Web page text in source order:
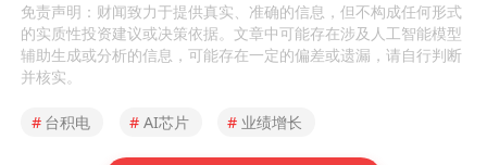
免责声明：财闻致力于提供真实、准确的信息，但不构成任何形式
的实质性投资建议或决策依据。文章中可能存在涉及人工智能模型
辅助生成或分析的信息，可能存在一定的偏差或遗漏，请自行判断
并核实。
# 台积电 # AI芯片 # 业绩增长